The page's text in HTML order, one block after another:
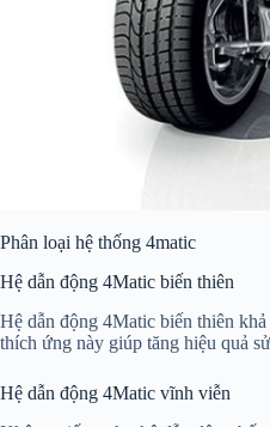
Phân loại hệ thống 4matic
Hệ dẫn động 4Matic biến thiên
Hệ dẫn động 4Matic biến thiên
thích ứng này giúp tăng hiệu quả
Hệ dẫn động 4Matic vĩnh viễn